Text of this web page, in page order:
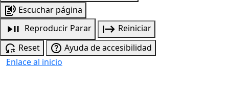
Escuchar página
Reproducir Parar
Reiniciar
Reset
Ayuda de accesibilidad
Enlace al inicio